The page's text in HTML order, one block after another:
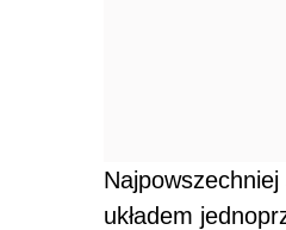
układem